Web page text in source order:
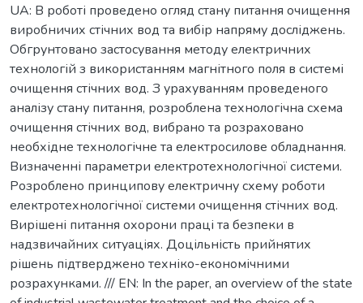
UA: В роботі проведено огляд стану питання очищення
виробничих стічних вод та вибір напряму досліджень.
Обгрунтовано застосування методу електричних
технологій з використанням магнітного поля в системі
очищення стічних вод. З урахуванням проведеного
аналізу стану питання, розроблена технологічна схема
очищення стічних вод, вибрано та розраховано
необхідне технологічне та електросилове обладнання.
Визначенні параметри електротехнологічної системи.
Розроблено принципову електричну схему роботи
електротехнологічної системи очищення стічних вод.
Вирішені питання охорони праці та безпеки в
надзвичайних ситуаціях. Доцільність прийнятих
рішень підтверджено техніко-економічними
розрахунками. /// EN: In the paper, an overview of the state